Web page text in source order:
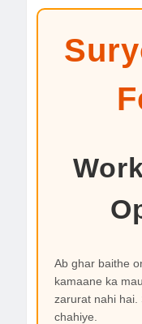
Ab ghar baithe
kamaane ka
zarurat nahi hai.
chahiye.